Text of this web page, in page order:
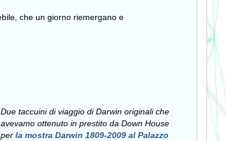
che un giorno riemergano e
Due taccuini di viaggio di Darwin originali che
avevamo ottenuto in prestito da Down House
per la mostra Darwin 1809-2009 al Palazzo